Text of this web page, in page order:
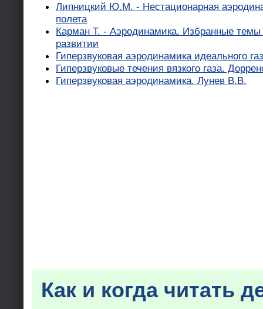
Липницкий Ю.М. - Нестационарная
полета
Карман Т. - Аэродинамика. Избранные темы
развитии
Гиперзвуковая аэродинамика идеального
Гиперзвуковые течения вязкого газа.
Гиперзвуковая аэродинамика. Лунев В.В.
Как и когда читать